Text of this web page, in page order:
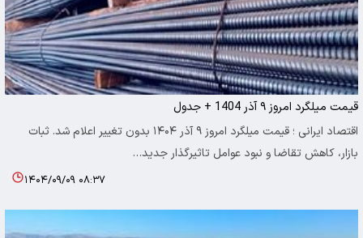
قیمت میلگرد امروز ۹ آذر 1404 + جدول
اقتصاد ایرانی ؛ قیمت میلگرد امروز ۹ آذر ۱۴۰۴ بدون تغییر اعلام شد. ثبات
بازار، کاهش تقاضا و نبود عوامل تاثیرگذار جدید…
۱۴۰۴/۰۹/۰۹ ۰۸:۳۷